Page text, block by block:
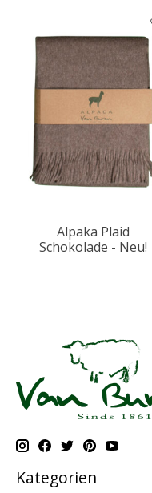
Alpaka Plaid
Schokolade - Neu!
Kategorien